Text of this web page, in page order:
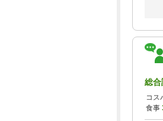
総合
コス
食事